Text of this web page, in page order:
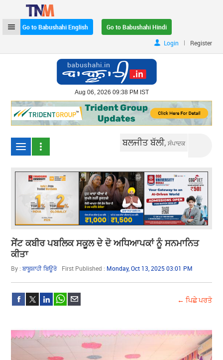
Go to Babushahi English
Go to Babushahi Hindi
Login
| Register
Aug 06, 2026 09:38 PM IST
ਬਲਜੀਤ ਬੱਲੀ,ਸੰਪਾਦਕ
ਸੇਂਟ ਕਬੀਰ ਪਬਲਿਕ ਸਕੂਲ ਦੇ ਦੋ ਅਧਿਆਪਕਾਂ ਨੂੰ ਸਨਮਾਨਿਤ
ਕੀਤਾ
By :ਬਾਬੂਸ਼ਾਹੀ ਬਿਊਰੋ First Published : Monday, Oct 13, 2025 03:01 PM
← ਪਿਛੇ ਪਰਤੋ